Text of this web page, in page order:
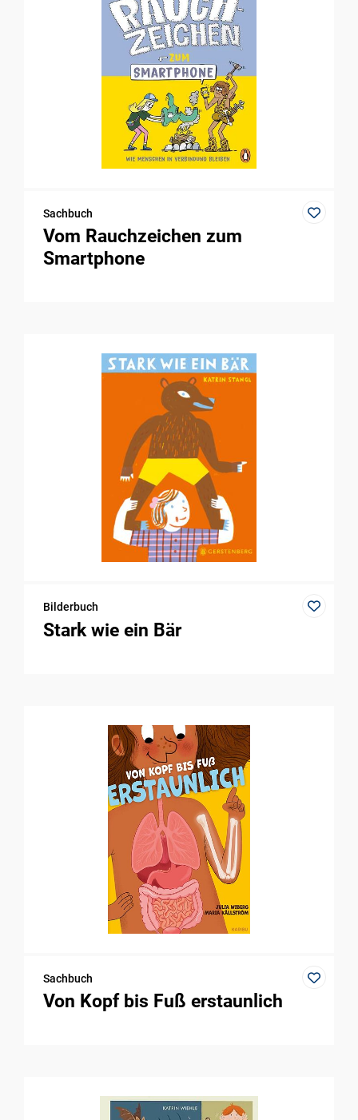
Sachbuch
Vom Rauchzeichen zum
Smartphone
Bilderbuch
Stark wie ein Bär
Sachbuch
Von Kopf bis Fuß erstaunlich